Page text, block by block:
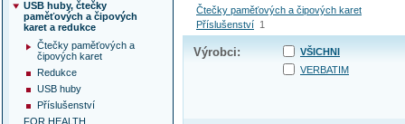
Čtečky paměťových a čipových karet
Příslušenství 1
Výrobci:
VŠICHNI
VERBATIM
USB huby, čtečky
paměťových a čipových
karet a redukce
Čtečky paměťových a
čipových karet
Redukce
USB huby
Příslušenství
FOR HEALTH